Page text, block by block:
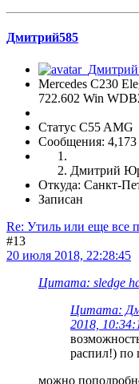
Дмитрий585
Mercedes C230
722.602 Win
Статус C55 AMG
Сообщения: 4,173
Дмитрий
Откуда: Санкт-
Записан
Re: Утиль или еще все
#13
20 июля 2018, 22:28:45
Цитата: sledge
Цитата:
2018,
распил!) по
можно